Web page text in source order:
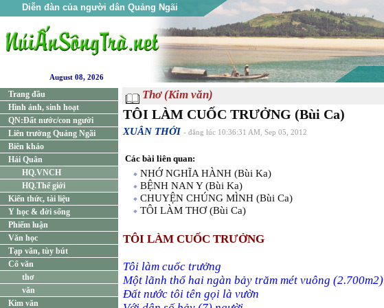
Diễn đàn của người dân Quảng Ngãi
August 08, 2026
Trang đầu
Hình ảnh, sinh hoạt
QN:Đất nước/con người
Liên trường Quảng Ngãi
Biên khảo
Hải Quân
HQ.VNCH
HQ.Thế giới
Kiến thức, tài liệu
Y học & đời sống
Phiếm luận
Văn học
Tạp văn, tùy bút
Cổ văn
thơ
văn
Kim văn
Thơ (Kim văn)
TÔI LÀM CUỐC TRƯỞNG (Bùi Ca)
XUÂN THỚI - đăng lúc 10:36:31 AM, Sep 05, 2012
Các bài liên quan:
NHỚ NGHĨA HÀNH (Bùi Ka)
BỆNH NAN Y (Bùi Ka)
CHUYỆN CHÚNG MÌNH (Bùi Ca)
TÔI LÀM THƠ (Bùi Ca)
TÔI LÀM CUỐC TRƯỞNG
Tôi làm cuốc trưởng
Một lãnh thổ hai ngàn bảy trăm mét vuông (2.700m2)
Đất nước tôi tên gọi là vườn